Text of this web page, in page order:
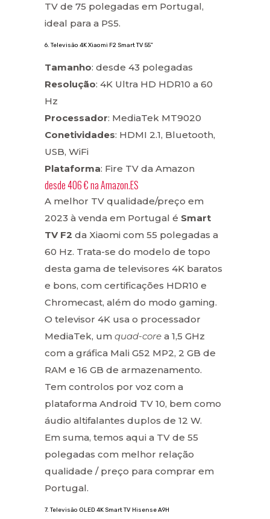
TV de 75 polegadas em Portugal,
ideal para a PS5.
6. Televisão 4K Xiaomi F2 Smart TV 55”
Tamanho: desde 43 polegadas
Resolução: 4K Ultra HD HDR10 a 60
Hz
Processador: MediaTek MT9020
Conetividades: HDMI 2.1, Bluetooth,
USB, WiFi
Plataforma: Fire TV da Amazon
desde406 €naAmazon.ES
A melhor TV qualidade/preço em
2023 à venda em Portugal é Smart
TV F2 da Xiaomi com 55 polegadas a
60 Hz. Trata-se do modelo de topo
desta gama de televisores 4K baratos
e bons, com certificações HDR10 e
Chromecast, além do modo gaming.
O televisor 4K usa o processador
MediaTek, um quad-core a 1,5 GHz
com a gráfica Mali G52 MP2, 2 GB de
RAM e 16 GB de armazenamento.
Tem controlos por voz com a
plataforma Android TV 10, bem como
áudio altifalantes duplos de 12 W.
Em suma, temos aqui a TV de 55
polegadas com melhor relação
qualidade / preço para comprar em
Portugal.
7. Televisão OLED 4K Smart TV Hisense A9H